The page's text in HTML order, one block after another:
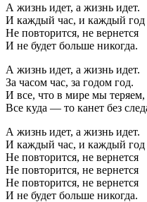
А жизнь идет, а жизнь идет.
И каждый час, и каждый год
Не повторится, не вернется
И не будет больше никогда.
А жизнь идет, а жизнь идет.
За часом час, за годом год.
И все, что в мире мы теряем,
Все куда — то канет без
А жизнь идет, а жизнь идет.
И каждый час, и каждый год
Не повторится, не вернется
Не повторится, не вернется
Не повторится, не вернется
И не будет больше никогда.